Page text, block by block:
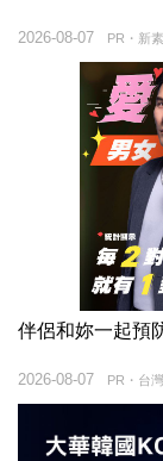
PR・新
2026-08-07
伴侶和妳一起預
PR・台
2026-08-07